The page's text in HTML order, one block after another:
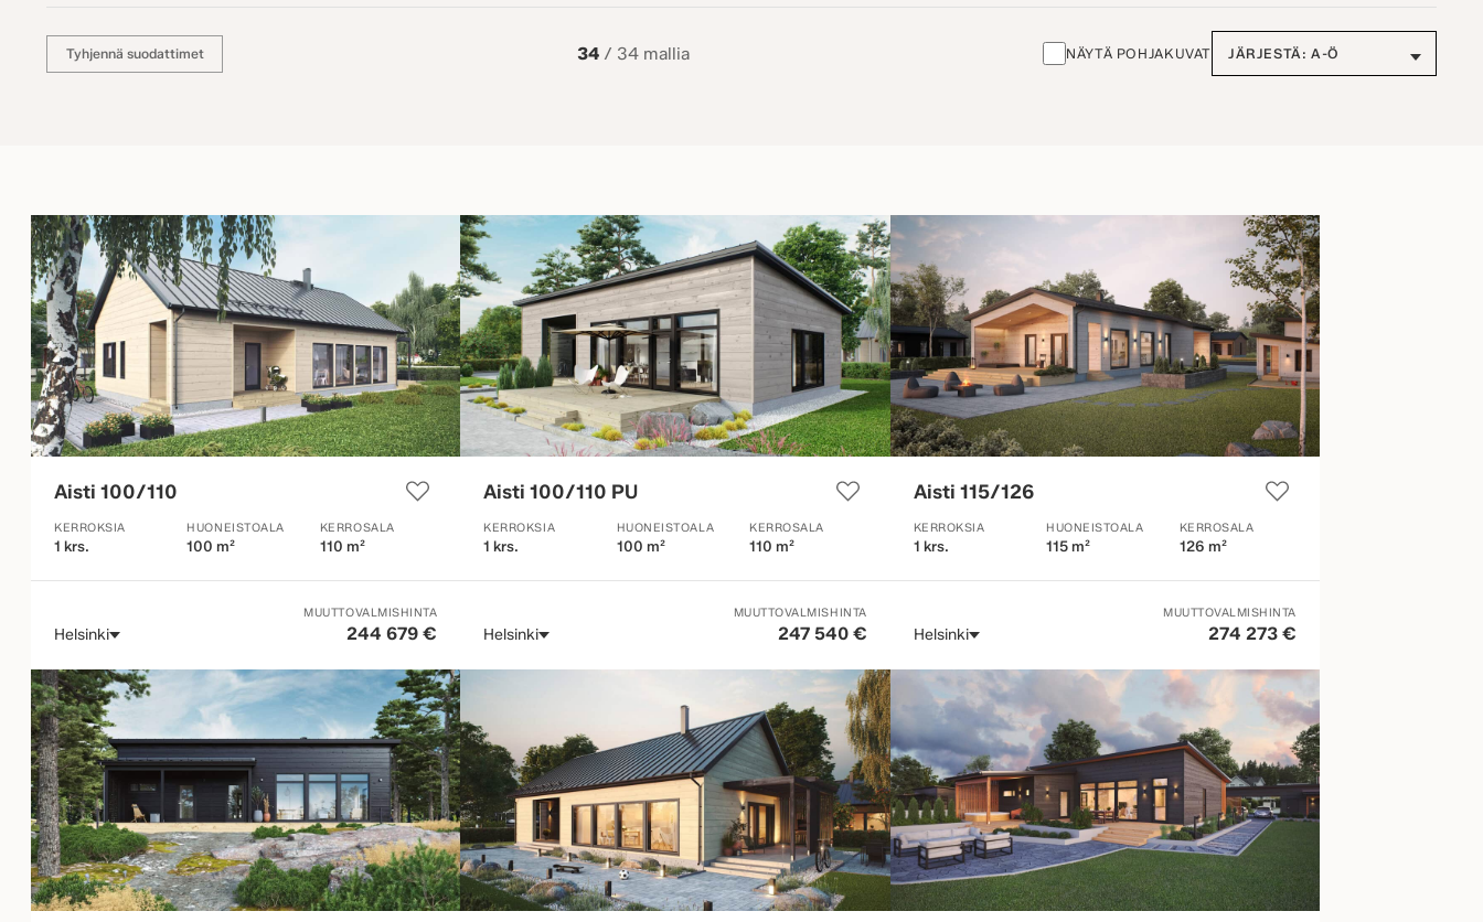
Tyhjennä suodattimet 34/ 34 mallia NÄYTÄ POHJAKUVAT
Aisti 100/110
KERROKSIA
1 krs.
HUONEISTOALA
100 m²
KERROSALA
110 m²
Helsinki
MUUTTOVALMISHINTA
244 679 €
Aisti 100/110 PU
KERROKSIA
1 krs.
HUONEISTOALA
100 m²
KERROSALA
110 m²
Helsinki
MUUTTOVALMISHINTA
247 540 €
Aisti 115/126
KERROKSIA
1 krs.
HUONEISTOALA
115 m²
KERROSALA
126 m²
Helsinki
MUUTTOVALMISHINTA
274 273 €